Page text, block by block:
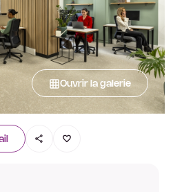
Ouvrir la galerie